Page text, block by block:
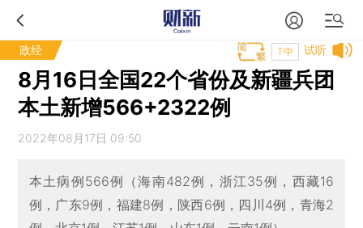
政经 试听
T中
8月16日全国22个省份及新疆兵团
本土新增566+2322例
2022年08月17日 09:50
本土病例566例（海南482例，浙江35例，西藏16
例，广东9例，福建8例，陕西6例，四川4例，青海2